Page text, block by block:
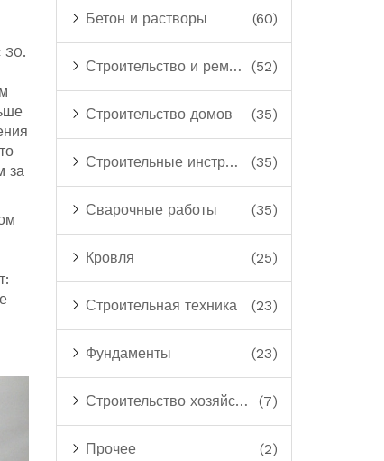
30.
за
Бетон и растворы (60)
Строительство и ремонт (52)
Строительство домов (35)
Строительные инструменты (35)
Сварочные работы (35)
Кровля (25)
Строительная техника (23)
Фундаменты (23)
Строительство хозяйственных построек (7)
Прочее (2)